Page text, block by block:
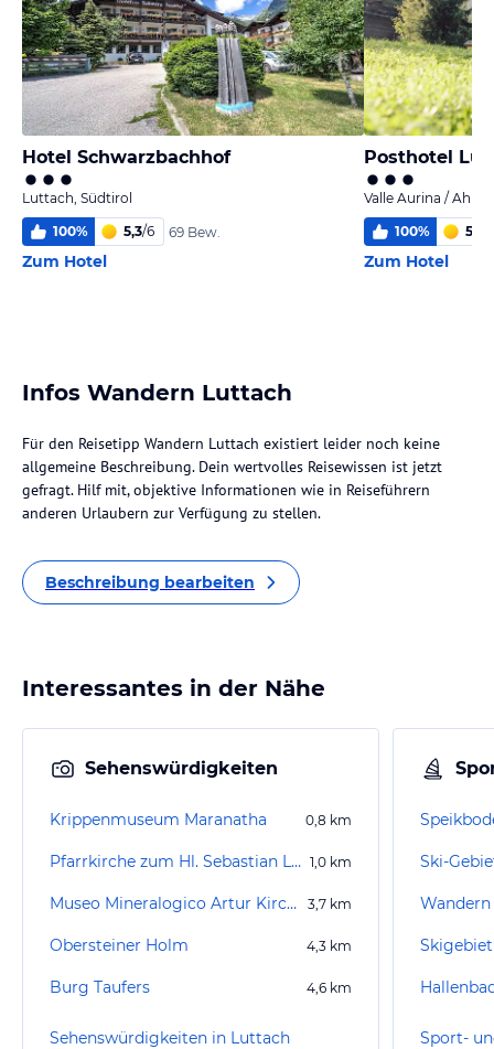
Hotel Schwarzbachhof
Luttach, Südtirol
100% 5,3/6 69 Bew.
Zum Hotel
Posthotel
Valle Aurina /
100% 5,8
Zum Hotel
Infos Wandern Luttach
Für den Reisetipp Wandern Luttach existiert leider noch keine
allgemeine Beschreibung. Dein wertvolles Reisewissen ist jetzt
gefragt. Hilf mit, objektive Informationen wie in Reiseführern
anderen Urlaubern zur Verfügung zu stellen.
Beschreibung bearbeiten
Interessantes in der Nähe
Sehenswürdigkeiten
Krippenmuseum Maranatha 0,8 km
Pfarrkirche zum Hl. Sebastian Luttach 1,0 km
Museo Mineralogico Artur Kirchler 3,7 km
Obersteiner Holm 4,3 km
Burg Taufers 4,6 km
Sehenswürdigkeiten in Luttach
Ski-
Sport-